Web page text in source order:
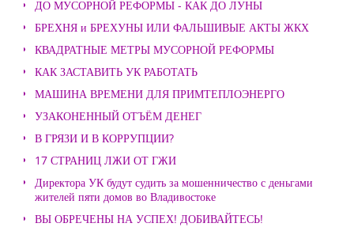
ДО МУСОРНОЙ РЕФОРМЫ - КАК ДО ЛУНЫ
БРЕХНЯ и БРЕХУНЫ ИЛИ ФАЛЬШИВЫЕ АКТЫ ЖКХ
КВАДРАТНЫЕ МЕТРЫ МУСОРНОЙ РЕФОРМЫ
КАК ЗАСТАВИТЬ УК РАБОТАТЬ
МАШИНА ВРЕМЕНИ ДЛЯ ПРИМТЕПЛОЭНЕРГО
УЗАКОНЕННЫЙ ОТЪЁМ ДЕНЕГ
В ГРЯЗИ И В КОРРУПЦИИ?
17 СТРАНИЦ ЛЖИ ОТ ГЖИ
Директора УК будут судить за мошенничество с деньгами
жителей пяти домов во Владивостоке
ВЫ ОБРЕЧЕНЫ НА УСПЕХ! ДОБИВАЙТЕСЬ!